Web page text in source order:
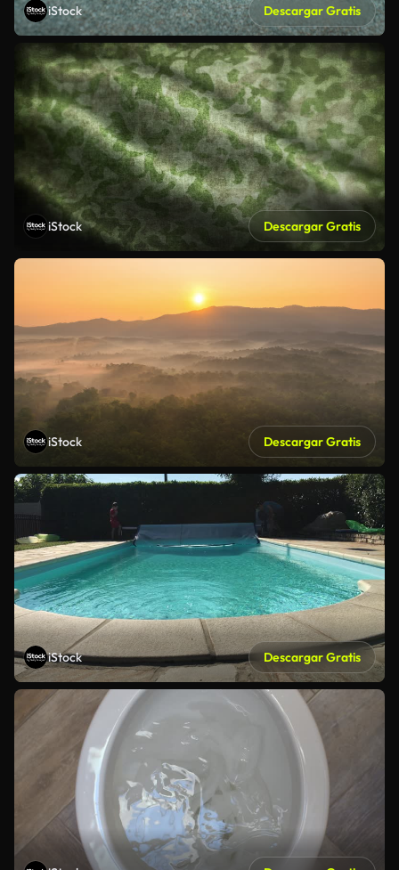
iStock Descargar Gratis
iStock Descargar Gratis
iStock Descargar Gratis
iStock Descargar Gratis